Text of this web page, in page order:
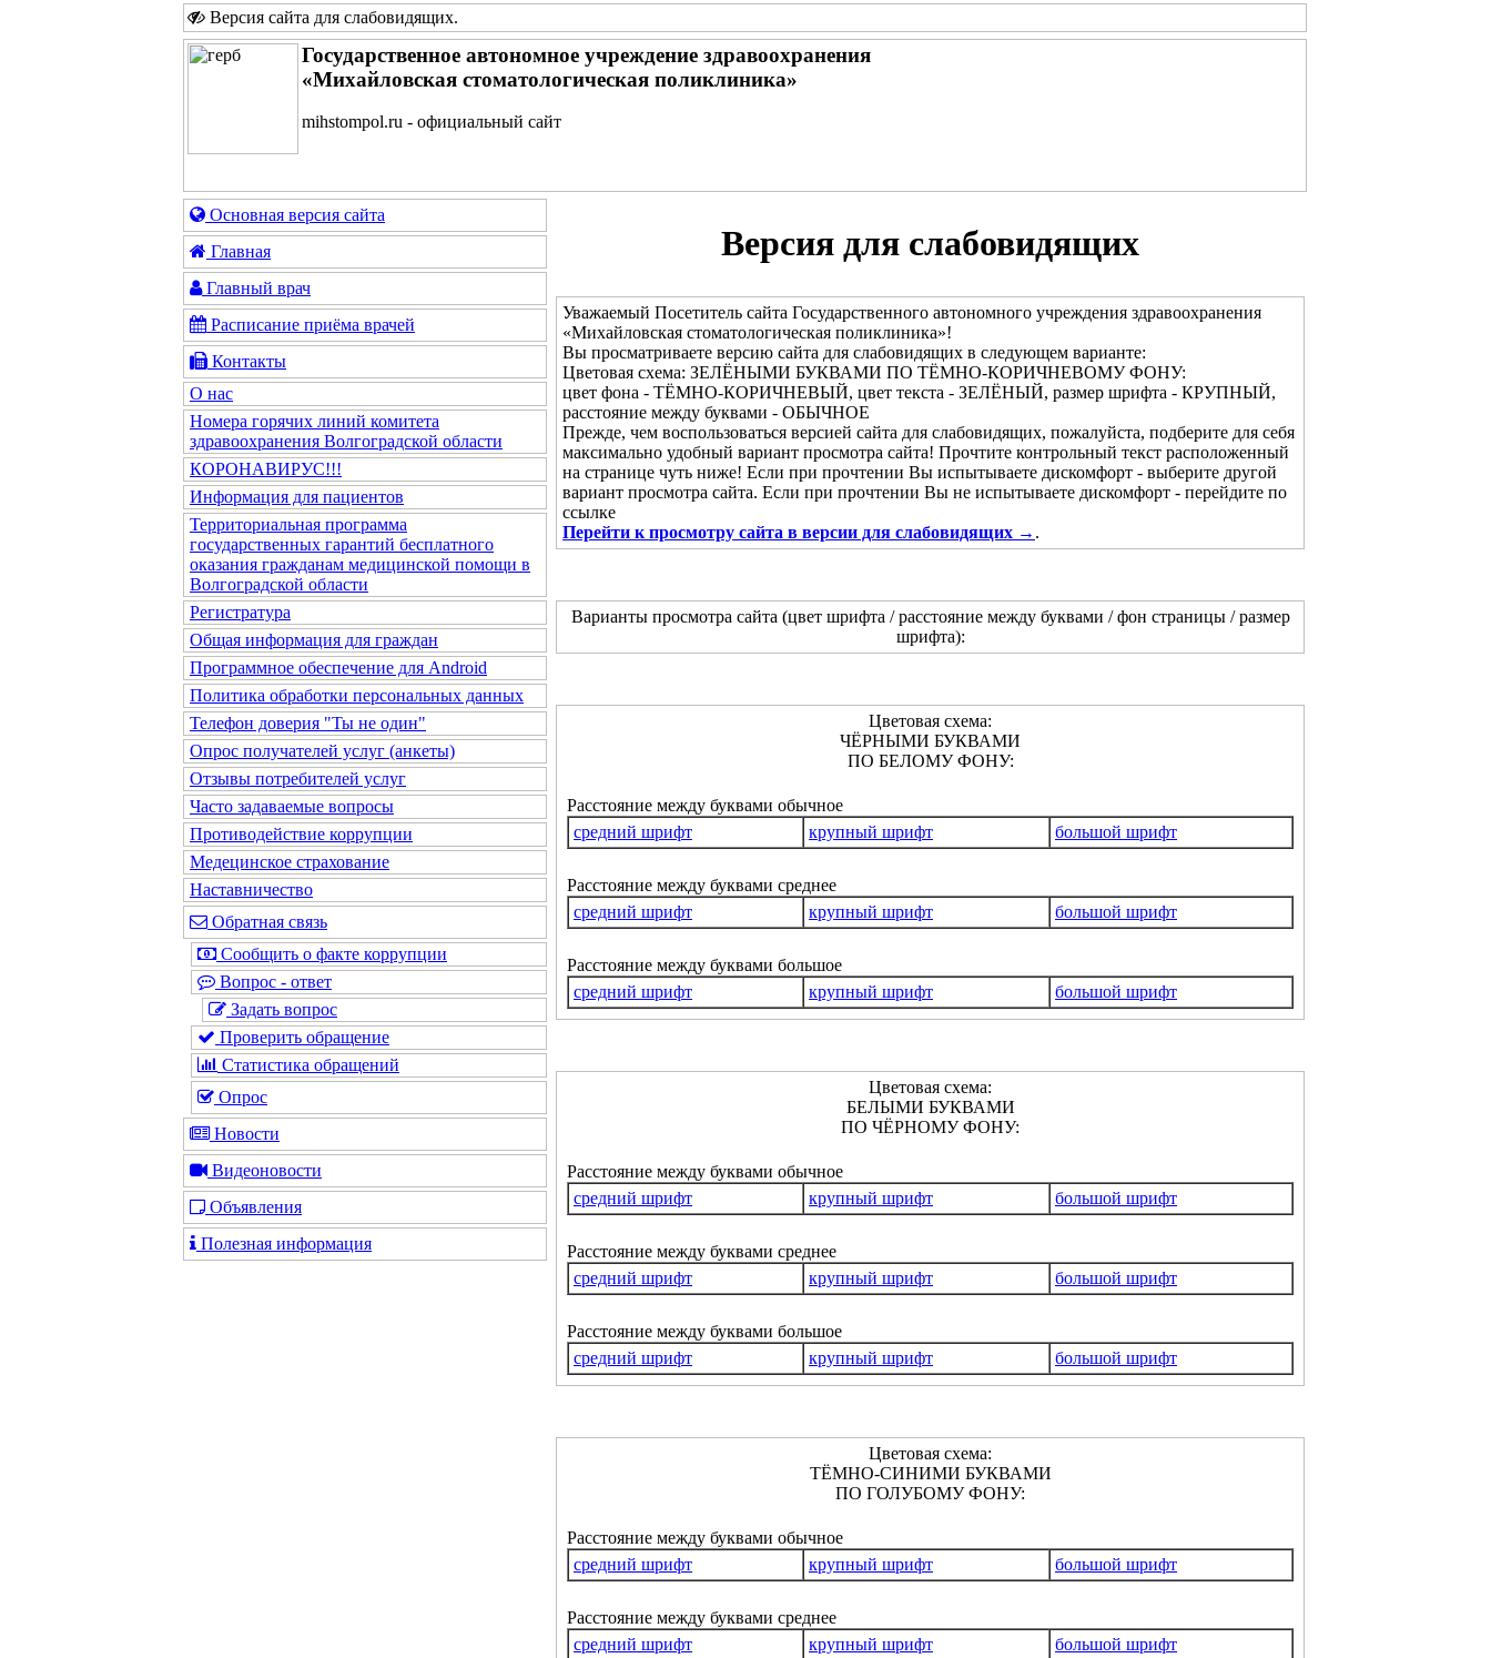
Версия сайта для слабовидящих.
Государственное автономное учреждение здравоохранения
«Михайловская стоматологическая поликлиника»
mihstompol.ru - официальный сайт
Основная версия сайта
Главная
Главный врач
Расписание приёма врачей
Контакты
О нас
Номера горячих линий комитета
здравоохранения Волгоградской области
КОРОНАВИРУС!!!
Информация для пациентов
Территориальная программа
государственных гарантий бесплатного
оказания гражданам медицинской помощи в
Волгоградской области
Регистратура
Общая информация для граждан
Программное обеспечение для Android
Политика обработки персональных данных
Телефон доверия "Ты не один"
Опрос получателей услуг (анкеты)
Отзывы потребителей услуг
Часто задаваемые вопросы
Противодействие коррупции
Медецинское страхование
Наставничество
Обратная связь
Сообщить о факте коррупции
Вопрос - ответ
Задать вопрос
Проверить обращение
Статистика обращений
Опрос
Новости
Видеоновости
Объявления
Полезная информация
Версия для слабовидящих
Уважаемый Посетитель сайта Государственного автономного учреждения здравоохранения
«Михайловская стоматологическая поликлиника»!
Вы просматриваете версию сайта для слабовидящих в следующем варианте:
Цветовая схема: ЗЕЛЁНЫМИ БУКВАМИ ПО ТЁМНО-КОРИЧНЕВОМУ ФОНУ:
цвет фона - ТЁМНО-КОРИЧНЕВЫЙ, цвет текста - ЗЕЛЁНЫЙ, размер шрифта - КРУПНЫЙ,
расстояние между буквами - ОБЫЧНОЕ
Прежде, чем воспользоваться версией сайта для слабовидящих, пожалуйста, подберите для себя
максимально удобный вариант просмотра сайта! Прочтите контрольный текст расположенный
на странице чуть ниже! Если при прочтении Вы испытываете дискомфорт - выберите другой
вариант просмотра сайта. Если при прочтении Вы не испытываете дискомфорт - перейдите по
ссылке
Перейти к просмотру сайта в версии для слабовидящих → .
Варианты просмотра сайта (цвет шрифта / расстояние между буквами / фон страницы / размер
шрифта):
Цветовая схема:
ЧЁРНЫМИ БУКВАМИ
ПО БЕЛОМУ ФОНУ:
Расстояние между буквами обычное
средний шрифт
крупный шрифт большой шрифт
Расстояние между буквами среднее
средний шрифт
крупный шрифт большой шрифт
Расстояние между буквами большое
средний шрифт
крупный шрифт большой шрифт
Цветовая схема:
БЕЛЫМИ БУКВАМИ
ПО ЧЁРНОМУ ФОНУ:
Расстояние между буквами обычное
средний шрифт
крупный шрифт большой шрифт
Расстояние между буквами среднее
средний шрифт
крупный шрифт большой шрифт
Расстояние между буквами большое
средний шрифт
крупный шрифт большой шрифт
Цветовая схема:
ТЁМНО-СИНИМИ БУКВАМИ
ПО ГОЛУБОМУ ФОНУ:
Расстояние между буквами обычное
средний шрифт
крупный шрифт большой шрифт
Расстояние между буквами среднее
средний шрифт
крупный шрифт большой шрифт